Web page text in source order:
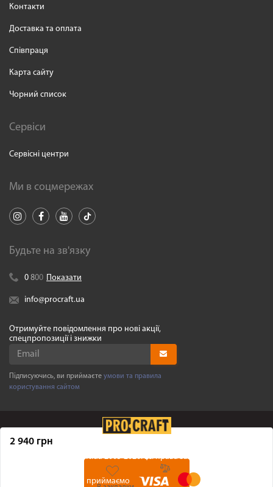
2 940 грн
Контакти
Доставка та оплата
Співпраця
Карта сайту
Чорний список
Сервіси
Сервісні центри
Ми в соцмережах
Будьте на зв'язку
0 800 Показати
info@procraft.ua
Отримуйте повідомлення про нові акції,
спецпропозиції і знижки
Підписуючись, ви приймаєте умови та правила
користування сайтом
Procraft.ua2005-2026. Усі права захищенні
Ми приймаємо